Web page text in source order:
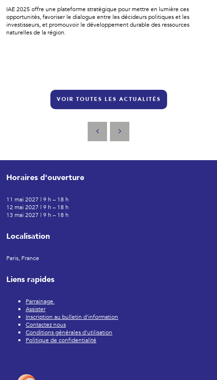
IAE 2025 offre une plateforme stratégique pour mettre en lumière ces
opportunités, favoriser le dialogue entre les décideurs politiques et les
investisseurs, et promouvoir le développement durable des ressources
naturelles de la région.
VOIR TOUTES LES ACTUALITÉS
Horaires d'ouverture
11 mai 2027 | 9 h – 18 h
12 mai 2027 | 9 h – 18 h
13 mai 2027 | 9 h – 18 h
Localisation
Paris, France
Liens rapides
Parrainage
Assister
Inscription au bulletin d'information
Contactez nous
Conditions générales d'utilisation
Politique de confidentialité